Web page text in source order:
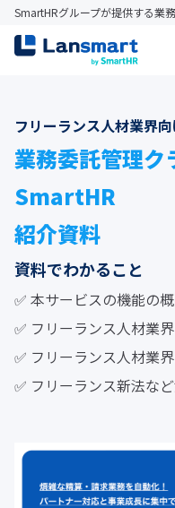
SmartHRグループが提供する業
フリーランス人材業界
業務委託管理
SmartHR
紹介資料
資料でわかること
✅ 本サービスの機能の
✅ フリーランス人材業
✅ フリーランス人材業
✅ フリーランス新法な